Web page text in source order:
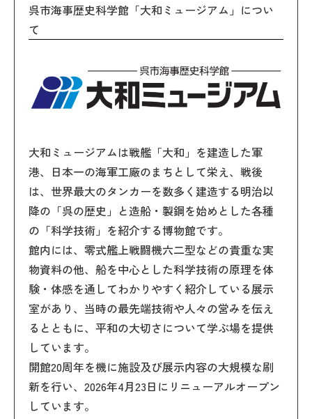
呉市海事歴史科学館「大和ミュージアム」につい
て
大和ミュージアムは戦艦「大和」を建造した軍
港、日本一の海軍工廠のまちとして栄え、戦後
は、世界最大のタンカーを数多く建造する明治以
降の「呉の歴史」と造船・製鋼を始めとした各種
の「科学技術」を紹介する博物館です。
館内には、零式艦上戦闘機六二型などの貴重な実
物資料の他、船を中心とした科学技術の原理を体
験・体感を通してわかりやすく紹介している展示
室があり、当時の最先端技術や人々の営みを伝え
るとともに、平和の大切さについて学ぶ場を提供
しています。
開館20周年を機に施設及び展示内容の大規模な刷
新を行い、2026年4月23日にリニューアルオープン
しています。